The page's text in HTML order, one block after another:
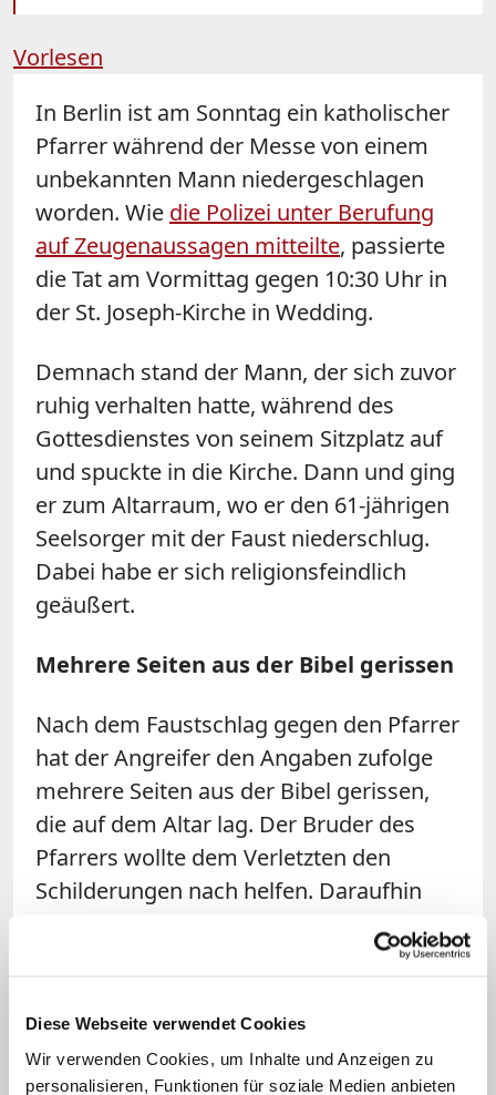
Diese Webseite verwendet Cookies
Wir verwenden Cookies, um Inhalte und Anzeigen zu
personalisieren, Funktionen für soziale Medien anbieten
Vorlesen
In Berlin ist am Sonntag ein katholischer
Pfarrer während der Messe von einem
unbekannten Mann niedergeschlagen
worden. Wie die Polizei unter Berufung
auf Zeugenaussagen mitteilte, passierte
die Tat am Vormittag gegen 10:30 Uhr in
der St. Joseph-Kirche in Wedding.
Demnach stand der Mann, der sich zuvor
ruhig verhalten hatte, während des
Gottesdienstes von seinem Sitzplatz auf
und spuckte in die Kirche. Dann und ging
er zum Altarraum, wo er den 61-jährigen
Seelsorger mit der Faust niederschlug.
Dabei habe er sich religionsfeindlich
geäußert.
Mehrere Seiten aus der Bibel gerissen
Nach dem Faustschlag gegen den Pfarrer
hat der Angreifer den Angaben zufolge
mehrere Seiten aus der Bibel gerissen,
die auf dem Altar lag. Der Bruder des
Pfarrers wollte dem Verletzten den
Schilderungen nach helfen. Daraufhin
schlug der Angreifer ihn mit der Bibel.
Danach sei der Täter unerkannt aus der
Der Pfarrer und sein 56-jähriger Bruder
sind laut Polizei ambulant vor Ort von